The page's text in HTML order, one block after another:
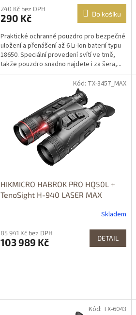
240 Kč bez DPH
290 Kč Do košíku
Praktické ochranné pouzdro pro bezpečné
uložení a přenášení až 6 Li-Ion baterií typu
18650. Speciální provedení svítí ve tmě,
takže pouzdro snadno najdete i za šera,...
HIKMICRO HABROK PRO HQ50L +
TenoSight H-940 LASER MAX
Skladem
85 941 Kč bez DPH
103 989 Kč DETAIL
Kód: TX-3457_MAX
Kód: TX-6043